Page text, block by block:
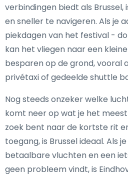
verbindingen biedt als
en sneller te navigeren. Als je
piekdagen van het festival -
kan het vliegen naar een
besparen op de grond, vooral
privétaxi of gedeelde shuttle
Nog steeds onzeker welke
komt neer op wat je het
zoek bent naar de kortste rit
toegang, is Brussel ideaal. Als
betaalbare vluchten en een
geen probleem vindt, is